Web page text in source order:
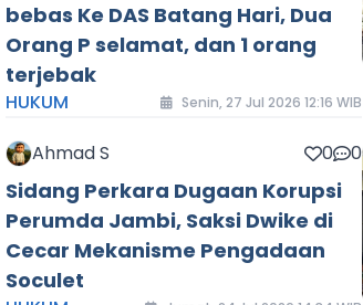
bebas Ke DAS Batang Hari, Dua
Orang P selamat, dan 1 orang
terjebak
HUKUM Senin, 27 Jul 2026 12:16 WIB
Ahmad S 0 0
Sidang Perkara Dugaan Korupsi
Perumda Jambi, Saksi Dwike di
Cecar Mekanisme Pengadaan
Soculet